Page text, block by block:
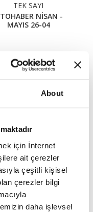
About
için İnternet
ait çerezler
çeşitli kişisel
çerezler bilgi
daha işlevsel
TEK SAYI
NİSAN -
MAYIS 26-04
Hakkında (0) Yorum